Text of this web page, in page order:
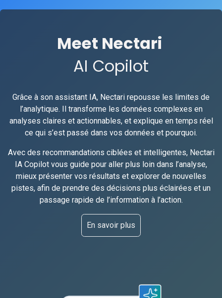
Meet Nectari
AI Copilot
Grâce à son assistant IA, Nectari repousse les limites de
l’analytique. Il transforme les données complexes en
analyses claires et actionnables, et explique en temps réel
ce qui s’est passé dans vos données et pourquoi.
Avec des recommandations ciblées et intelligentes, Nectari
IA Copilot vous guide pour aller plus loin dans l’analyse,
mieux présenter vos résultats et explorer de nouvelles
pistes, afin de prendre des décisions plus éclairées et un
passage rapide de l’information à l’action.
En savoir plus